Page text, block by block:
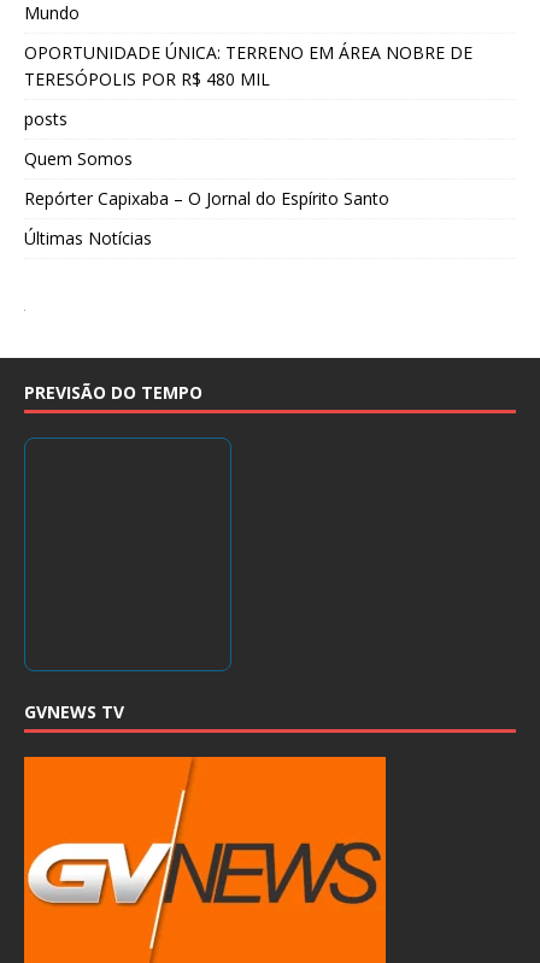
Mundo
OPORTUNIDADE ÚNICA: TERRENO EM ÁREA NOBRE DE
TERESÓPOLIS POR R$ 480 MIL
posts
Quem Somos
Repórter Capixaba – O Jornal do Espírito Santo
Últimas Notícias
PREVISÃO DO TEMPO
GVNEWS TV